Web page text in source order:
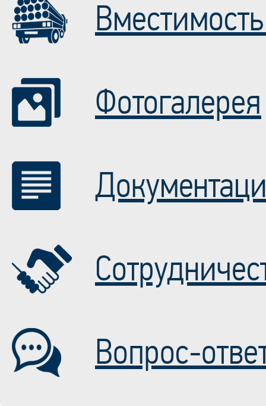
Фотогалерея
Вопрос-